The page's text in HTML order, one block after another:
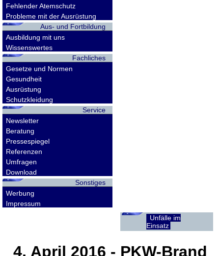
Fehlender Atemschutz
Probleme mit der Ausrüstung
Aus- und Fortbildung
Ausbildung mit uns
Wissenswertes
Fachliches
Gesetze und Normen
Gesundheit
Ausrüstung
Schutzkleidung
Service
Newsletter
Beratung
Pressespiegel
Referenzen
Umfragen
Download
Sonstiges
Werbung
Impressum
Unfälle im
Einsatz
4. April 2016 - PKW-Brand